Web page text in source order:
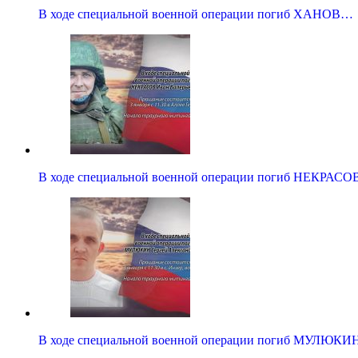
В ходе специальной военной операции погиб ХАНОВ…
В ходе специальной военной операции погиб
В ходе специальной военной операции погиб